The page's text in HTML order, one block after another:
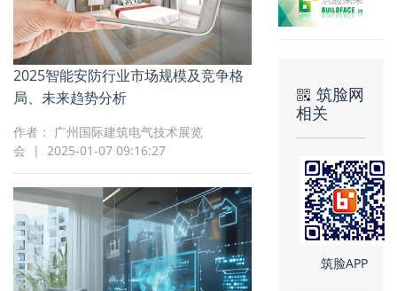
2025智能安防行业市场规模及竞争格
局、未来趋势分析
作者： 广州国际建筑电气技术展览
会 | 2025-01-07 09:16:27
筑脸网
相关
筑脸APP